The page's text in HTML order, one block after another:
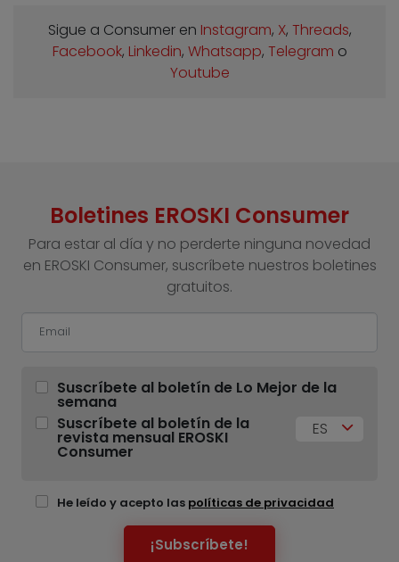
Sigue a Consumer en Instagram, X, Threads,
Facebook, Linkedin, Whatsapp, Telegram o
Youtube
Boletines EROSKI Consumer
Para estar al día y no perderte ninguna novedad
en EROSKI Consumer, suscríbete nuestros boletines
gratuitos.
Suscríbete al boletín de Lo Mejor de la
semana
Suscríbete al boletín de la
revista mensual EROSKI
Consumer
ES
He leído y acepto las políticas de privacidad
¡Subscríbete!